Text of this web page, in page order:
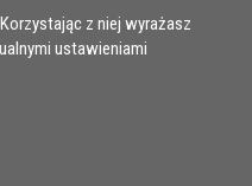
Korzystając z niej wyrażasz
ustawieniami